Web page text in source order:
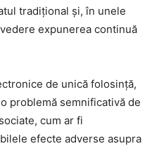
tradițional și, în unele
expunerea continuă
de unică folosință,
problemă semnificativă de
cum ar fi
efecte adverse asupra